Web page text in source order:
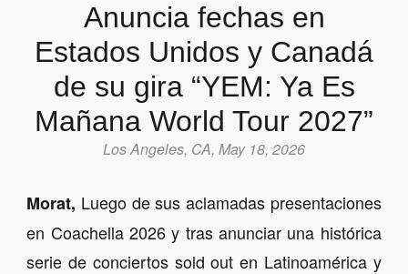
Anuncia fechas en
Estados Unidos y Canadá
de su gira “YEM: Ya Es
Mañana World Tour 2027”
Los Angeles, CA, May 18, 2026
Morat, Luego de sus aclamadas presentaciones
en Coachella 2026 y tras anunciar una histórica
serie de conciertos sold out en Latinoamérica y